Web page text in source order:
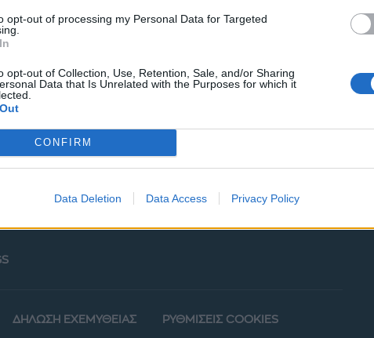
opt-out of processing my Personal Data for Targeted
opt-out of Collection, Use, Retention, Sale, and/or Sharing
Data that Is Unrelated with the Purposes for which it
CONFIRM
Data Deletion Data Access Privacy Policy
POWER TO INSPIRE WELL BEING ΣΠΙΤΙ
ΔΗΛΩΣΗ ΕΧΕΜΥΘΕΙΑΣ ΡΥΘΜΙΣΕΙΣ COOKIES